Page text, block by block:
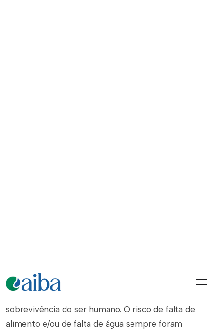
Água e alimento são elementos essenciais para a
sobrevivência do ser humano. O risco de falta de
alimento e/ou de falta de água sempre foram